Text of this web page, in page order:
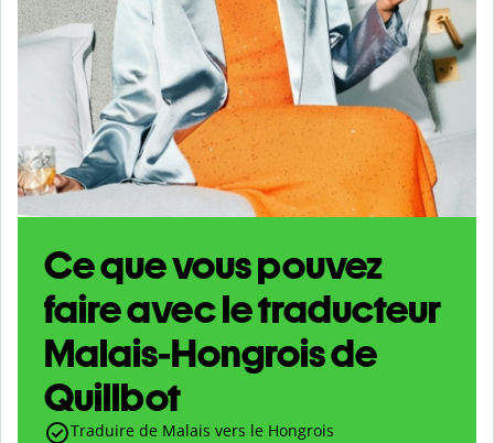
Ce que vous pouvez
faire avec le traducteur
Malais-Hongrois de
Quillbot
Traduire de Malais vers le Hongrois